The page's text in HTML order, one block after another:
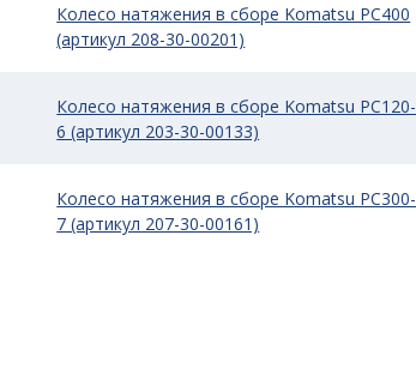
Колесо натяжения в сборе Komatsu PC400
(артикул 208-30-00201)
Колесо натяжения в сборе Komatsu PC120-
6 (артикул 203-30-00133)
Колесо натяжения в сборе Komatsu PC300-
7 (артикул 207-30-00161)